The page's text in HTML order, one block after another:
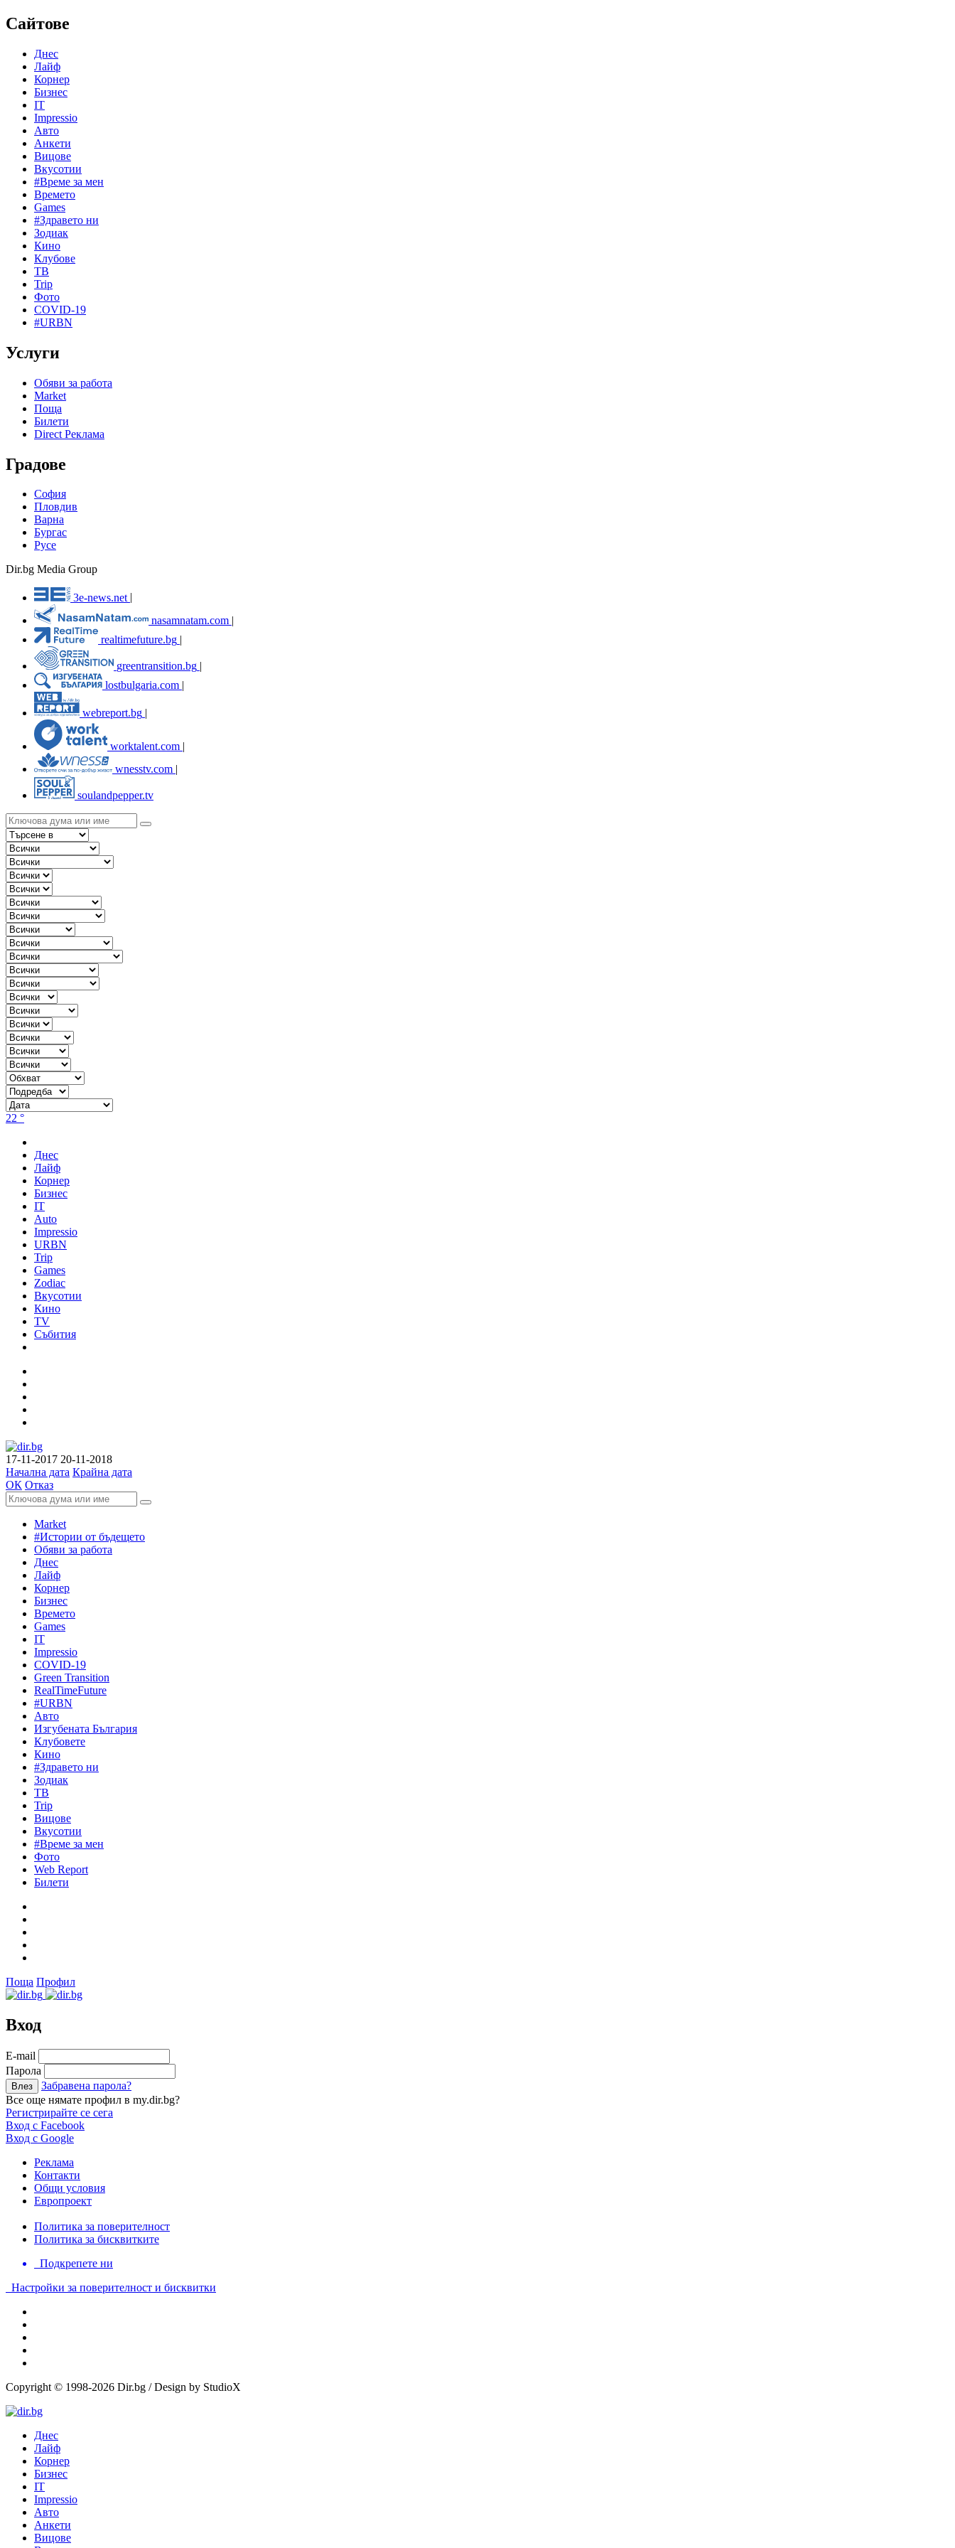
Сайтове
Днес
Лайф
Корнер
Бизнес
IT
Impressio
Авто
Анкети
Вицове
Вкусотии
#Време за мен
Времето
Games
#Здравето ни
Зодиак
Кино
Клубове
ТВ
Trip
Фото
COVID-19
#URBN
Услуги
Обяви за работа
Market
Поща
Билети
Direct Реклама
Градове
София
Пловдив
Варна
Бургас
Русе
Dir.bg Media Group
3e-news.net
nasamnatam.com |
realtimefuture.bg |
greentransition.bg |
lostbulgaria.com |
webreport.bg
worktalent.com |
wnesstv.com |
soulandpepper.tv
22 °
Днес
Лайф
Корнер
Бизнес
IT
Auto
Impressio
URBN
Trip
Games
Zodiac
Вкусотии
Кино
TV
Събития
17-11-2017 20-11-2018
Начална дата Крайна дата
ОК Отказ
Market
#Истории от бъдещето
Обяви за работа
Днес
Лайф
Корнер
Бизнес
Времето
Games
IT
Impressio
COVID-19
Green Transition
RealTimeFuture
#URBN
Авто
Изгубената България
Клубовете
Кино
#Здравето ни
Зодиак
ТВ
Trip
Вицове
Вкусотии
#Време за мен
Фото
Web Report
Билети
Поща Профил
Вход
Е-mail
Парола
Забравена парола?
Все още нямате профил в my.dir.bg?
Регистрирайте се сега
Вход с Facebook
Вход с Google
Реклама
Контакти
Общи условия
Европроект
Политика за поверителност
Политика за бисквитките
Подкрепете ни
Настройки за поверителност и бисквитки
Copyright © 1998-2026 Dir.bg / Design by StudioX
Днес
Лайф
Корнер
Бизнес
IT
Impressio
Авто
Анкети
Вицове